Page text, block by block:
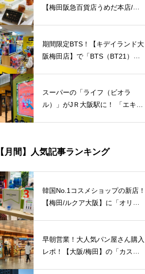
【梅田阪急百貨店うめだ本店/大
期間限定BTS！【キデイランド大
阪梅田店】で「BTS（BT21）」
スーパーの「ライフ（ビオラ
ル）」がJＲ大阪駅に！ 「エキマ
【月間】人気記事ランキング
韓国No.1コスメショップの新店！
【梅田/ルクア大阪】に「オリー
早朝営業！大人気パン屋さん購入
レポ！【大阪/梅田】の「カスカ